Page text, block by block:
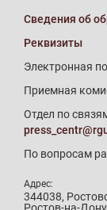
Сведения об
Реквизиты
Электронная
Приемная
Отдел по
По вопросам
Адрес:
344038,
Ростов-на-